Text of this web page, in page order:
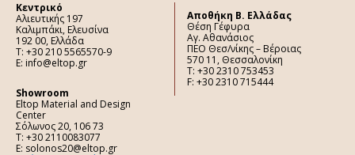
Κεντρικό
Αλιευτικής 197
Καλιμπάκι, Ελευσίνα
192 00, Ελλάδα
Τ: +30 210 5565570-9
E: info@eltop.gr
Showroom
Eltop Material and Design
Center
Σόλωνος 20, 106 73
Τ: +30 2110083077
E: solonos20@eltop.gr
Aποθήκη Β. Ελλάδας
Θέση Γέφυρα
Αγ. Αθανάσιος
ΠΕΟ Θεσ/νίκης – Βέροιας
570 11, Θεσσαλονίκη
Τ: +30 2310 753453
F: +30 2310 715444